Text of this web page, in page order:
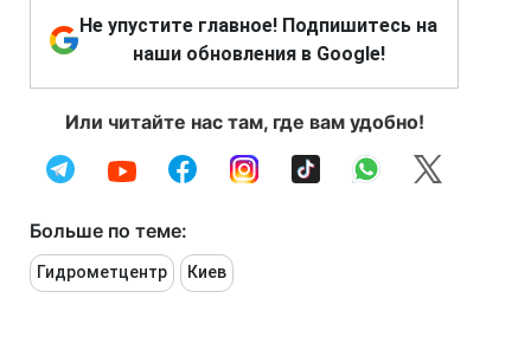
Не упустите главное! Подпишитесь на
наши обновления в Google!
Или читайте нас там, где вам удобно!
Больше по теме:
Гидрометцентр Киев